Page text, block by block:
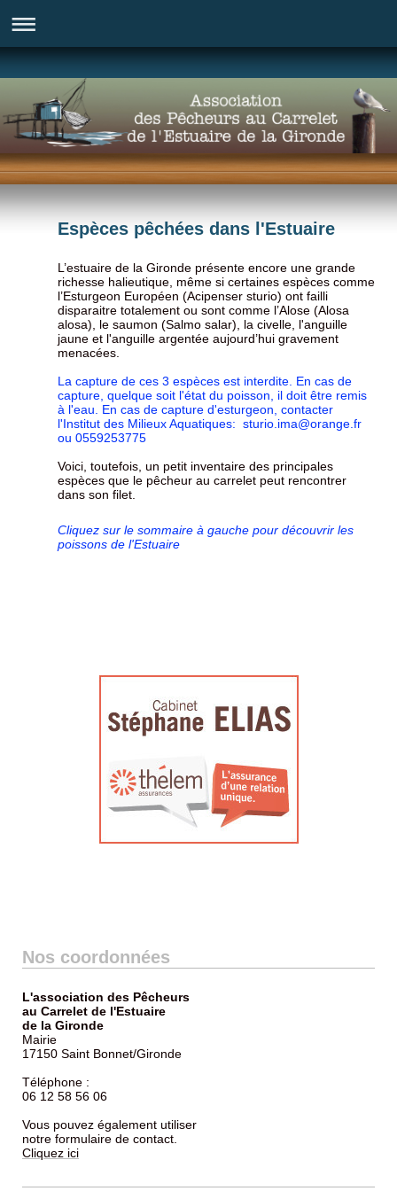
Espèces pêchées dans l'Estuaire
L’estuaire de la Gironde présente encore une grande
richesse halieutique, même si certaines espèces comme
l’Esturgeon Européen (Acipenser sturio) ont failli
disparaitre totalement ou sont comme l’Alose (Alosa
alosa), le saumon (Salmo salar), la civelle, l'anguille
jaune et l'anguille argentée aujourd’hui gravement
menacées.
La capture de ces 3 espèces est interdite. En cas de
capture, quelque soit l'état du poisson, il doit être remis
à l'eau. En cas de capture d'esturgeon, contacter
l'Institut des Milieux Aquatiques: sturio.ima@orange.fr
ou 0559253775
Voici, toutefois, un petit inventaire des principales
espèces que le pêcheur au carrelet peut rencontrer
dans son filet.
Cliquez sur le sommaire à gauche pour découvrir les
poissons de l'Estuaire
Nos coordonnées
L'association des Pêcheurs
au Carrelet de l'Estuaire
de la Gironde
Mairie
17150 Saint Bonnet/Gironde
Téléphone :
06 12 58 56 06
Vous pouvez également utiliser
notre formulaire de contact.
Cliquez ici